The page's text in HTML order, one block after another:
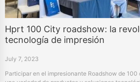
Hprt 100 City roadshow: la
tecnología de impresión
July 7, 2023
Participar en el impresionante Roadshow de 100